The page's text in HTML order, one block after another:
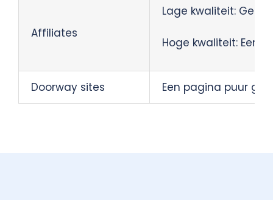
Affiliates
Lage kwaliteit:
Hoge kwaliteit: Een
Doorway sites Een pagina puur